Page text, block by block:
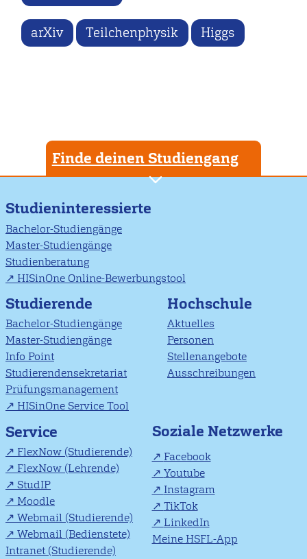
arXiv Teilchenphysik Higgs
Finde deinen Studiengang
Studieninteressierte
Bachelor-Studiengänge
Master-Studiengänge
Studienberatung
HISinOne Online-Bewerbungstool
Studierende
Bachelor-Studiengänge
Master-Studiengänge
Info Point
Studierendensekretariat
Prüfungsmanagement
HISinOne Service Tool
Hochschule
Aktuelles
Personen
Stellenangebote
Ausschreibungen
Service
FlexNow (Studierende)
FlexNow (Lehrende)
StudIP
Moodle
Webmail (Studierende)
Webmail (Bedienstete)
Intranet (Studierende)
Soziale Netzwerke
Facebook
Youtube
Instagram
TikTok
LinkedIn
Meine HSFL-App